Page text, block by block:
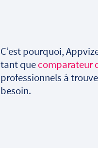
C’est pourquoi,
tant quecomparateur
professionnels à
besoin.